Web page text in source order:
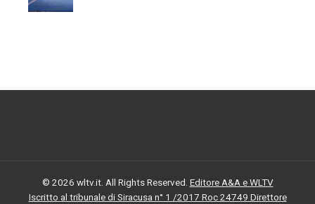
© 2026 wltv.it. All Rights Reserved. Editore A&A e WLTV
Iscritto al tribunale di Siracusa n° 1 /2017 Roc 24749 Direttore